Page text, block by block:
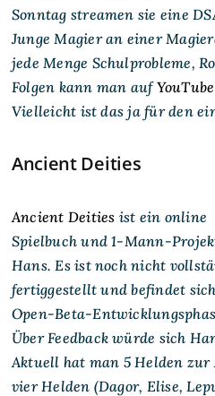
Sonntag streamen sie eine
Junge Magier an einer
jede Menge Schulprobleme,
Folgen kann man aufYouTube
Vielleicht ist das ja für den
Ancient Deities
Ancient Deities ist ein online
Spielbuch und 1-Mann-
Hans. Es ist noch nicht
fertiggestellt und befindet
Open-Beta-
Über Feedback würde sich
Aktuell hat man 5 Helden zur
vier Helden (Dagor, Elise,